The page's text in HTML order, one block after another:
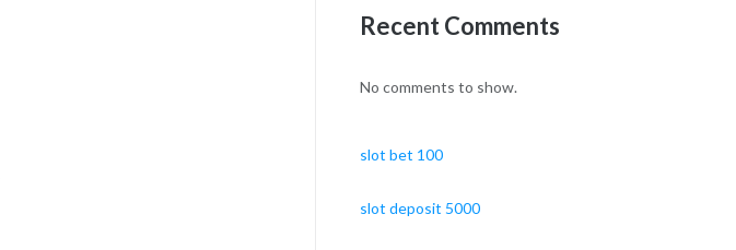
Recent Comments
No comments to show.
slot bet 100
slot deposit 5000